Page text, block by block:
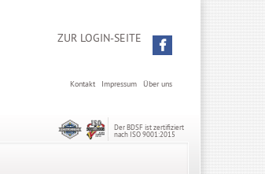
ZUR LOGIN-SEITE
Über uns
Impressum
Kontakt
Der BDSF ist zertifiziert
nach ISO 9001:2015